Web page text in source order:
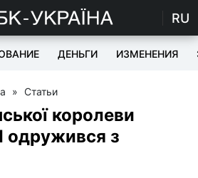
RU
ДЕНЬГИ ИЗМЕНЕНИЯ
» Статьи
королеви
одружився з